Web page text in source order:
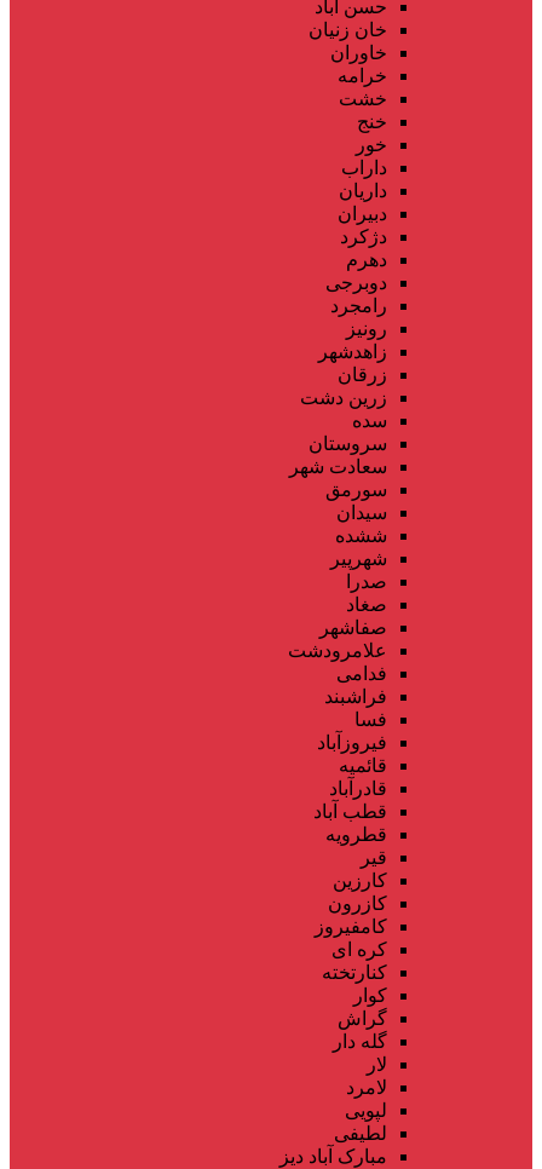
حسن آباد
خان زنیان
خاوران
خرامه
خشت
خنج
خور
داراب
داریان
دبیران
دژکرد
دهرم
دوبرجی
رامجرد
رونیز
زاهدشهر
زرقان
زرین دشت
سده
سروستان
سعادت شهر
سورمق
سیدان
ششده
شهرپیر
صدرا
صغاد
صفاشهر
علامرودشت
فدامی
فراشبند
فسا
فیروزآباد
قائمیه
قادرآباد
قطب آباد
قطرویه
قیر
کارزین
کازرون
کامفیروز
کره ای
کنارتخته
کوار
گراش
گله دار
لار
لامرد
لپویی
لطیفی
مبارک آباد دیز